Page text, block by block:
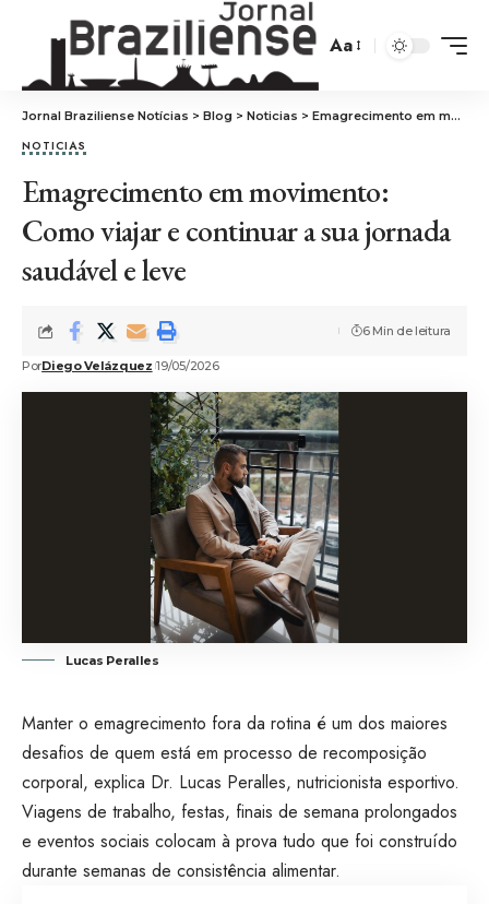
Aa
Jornal Braziliense Notícias > Blog > Noticias > Emagrecimento em movimento: Como viajar e continuar a sua jornada saudável e leve
NOTICIAS
Emagrecimento em movimento:
Como viajar e continuar a sua jornada
saudável e leve
PorDiego Velázquez 19/05/2026
6 Min de leitura
Lucas Peralles
Manter o emagrecimento fora da rotina é um dos maiores
desafios de quem está em processo de recomposição
corporal, explica Dr. Lucas Peralles, nutricionista esportivo.
Viagens de trabalho, festas, finais de semana prolongados
e eventos sociais colocam à prova tudo que foi construído
durante semanas de consistência alimentar.